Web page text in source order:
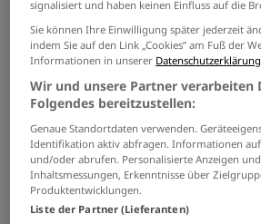
Promoter als
(m/w/d)
05.08.2026 / Wesser GmbH / Berlin,
Hannover, Bremen, Aachen
Duales Studium BWL
Campus oder virtuell
30.07.2026 /IU Internationale
Aachen
signalisiert und haben keinen Einfluss auf die
Sie können Ihre Einwilligung später jederzeit
indem Sie auf den Link „Cookies” am Fuß der
Informationen in unserer Datenschutzerklärung
Wir und unsere Partner verarbeiten
Folgendes bereitzustellen:
Genaue Standortdaten verwenden.
Identifikation aktiv abfragen. Informationen
und/oder abrufen. Personalisierte Anzeigen
Inhaltsmessungen, Erkenntnisse über
Produktentwicklungen.
Liste der Partner (Lieferanten)